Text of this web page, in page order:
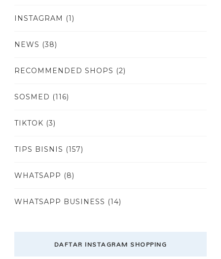
INSTAGRAM (1)
NEWS (38)
RECOMMENDED SHOPS (2)
SOSMED (116)
TIKTOK (3)
TIPS BISNIS (157)
WHATSAPP (8)
WHATSAPP BUSINESS (14)
DAFTAR INSTAGRAM SHOPPING